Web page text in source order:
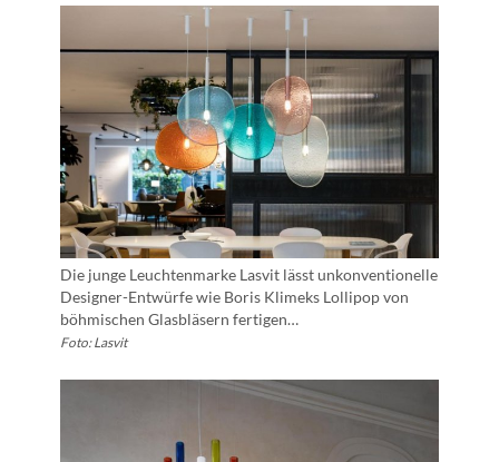
Die junge Leuchtenmarke Lasvit lässt unkonventionelle
Designer-Entwürfe wie Boris Klimeks Lollipop von
böhmischen Glasbläsern fertigen…
Foto: Lasvit